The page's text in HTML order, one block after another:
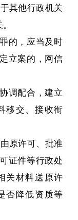
其他行政机关
的，应当及时
立案的，网信
调配合，建立
移交、接收衔
原许可、批准
证件等行政处
关材料送原许
否降低资质等